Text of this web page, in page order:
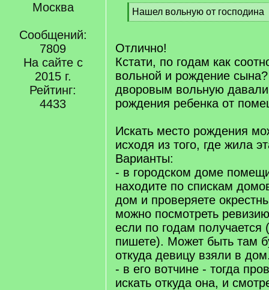
Москва
Сообщений:
7809
На сайте с
2015 г.
Рейтинг:
4433
[
q
Нашел вольную от господина
[
q
]
Отлично!
Кстати, по годам как
вольной и рождение
дворовым вольную давали
рождения ребенка от
Искать место рождения
исходя из того, где жила
Варианты:
- в городском доме
находите по спискам
дом и проверяете
можно посмотреть
если по годам получается
пишете). Может быть там
откуда девицу взяли в
- в его вотчине - тогда
искать откуда она, и